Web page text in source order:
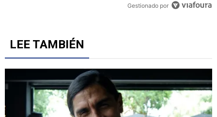
Un artículo de tendencia con el título "Revelan un detalle clave
Revelan un detalle clave en la negociación con el Toro
LEE TAMBIÉN